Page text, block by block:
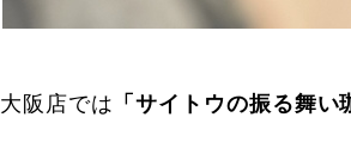
大阪店では 「サイトウの振る舞